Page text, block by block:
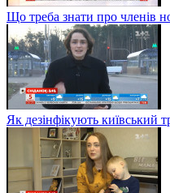
Що треба знати про членів
Як дезінфікують київський